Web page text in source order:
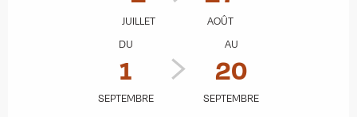
JUILLET
AOÛT
DU
1
SEPTEMBRE
AU
20
SEPTEMBRE